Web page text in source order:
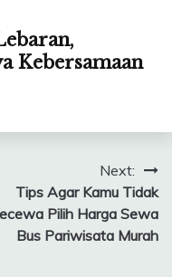
Kebersamaan
Next:
Tips Agar Kamu Tidak
Pilih Harga Sewa
Bus Pariwisata Murah